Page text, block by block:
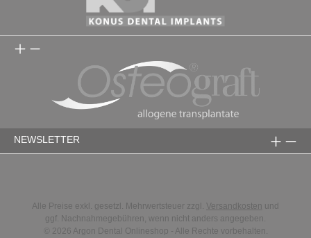
NEWSLETTER
Alle Preise exkl. gesetzl. Mehrwertsteuer zzgl. Versandkosten und
ggf. Nachnahmegebühren, wenn nicht anders angegeben.
© 2026 Argon Dental Onlineshop - Alle Rechte vorbehalten.